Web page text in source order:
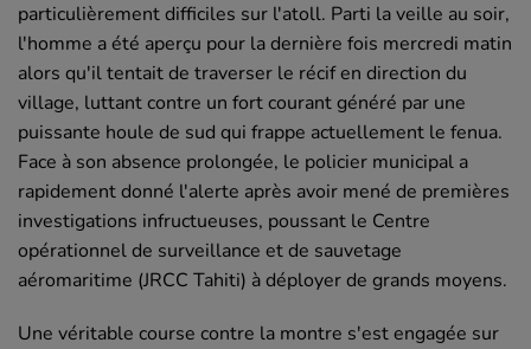
particulièrement difficiles sur l'atoll. Parti la veille au soir,
l'homme a été aperçu pour la dernière fois mercredi matin
alors qu'il tentait de traverser le récif en direction du
village, luttant contre un fort courant généré par une
puissante houle de sud qui frappe actuellement le fenua.
Face à son absence prolongée, le policier municipal a
rapidement donné l'alerte après avoir mené de premières
investigations infructueuses, poussant le Centre
opérationnel de surveillance et de sauvetage
aéromaritime (JRCC Tahiti) à déployer de grands moyens.
Une véritable course contre la montre s'est engagée sur